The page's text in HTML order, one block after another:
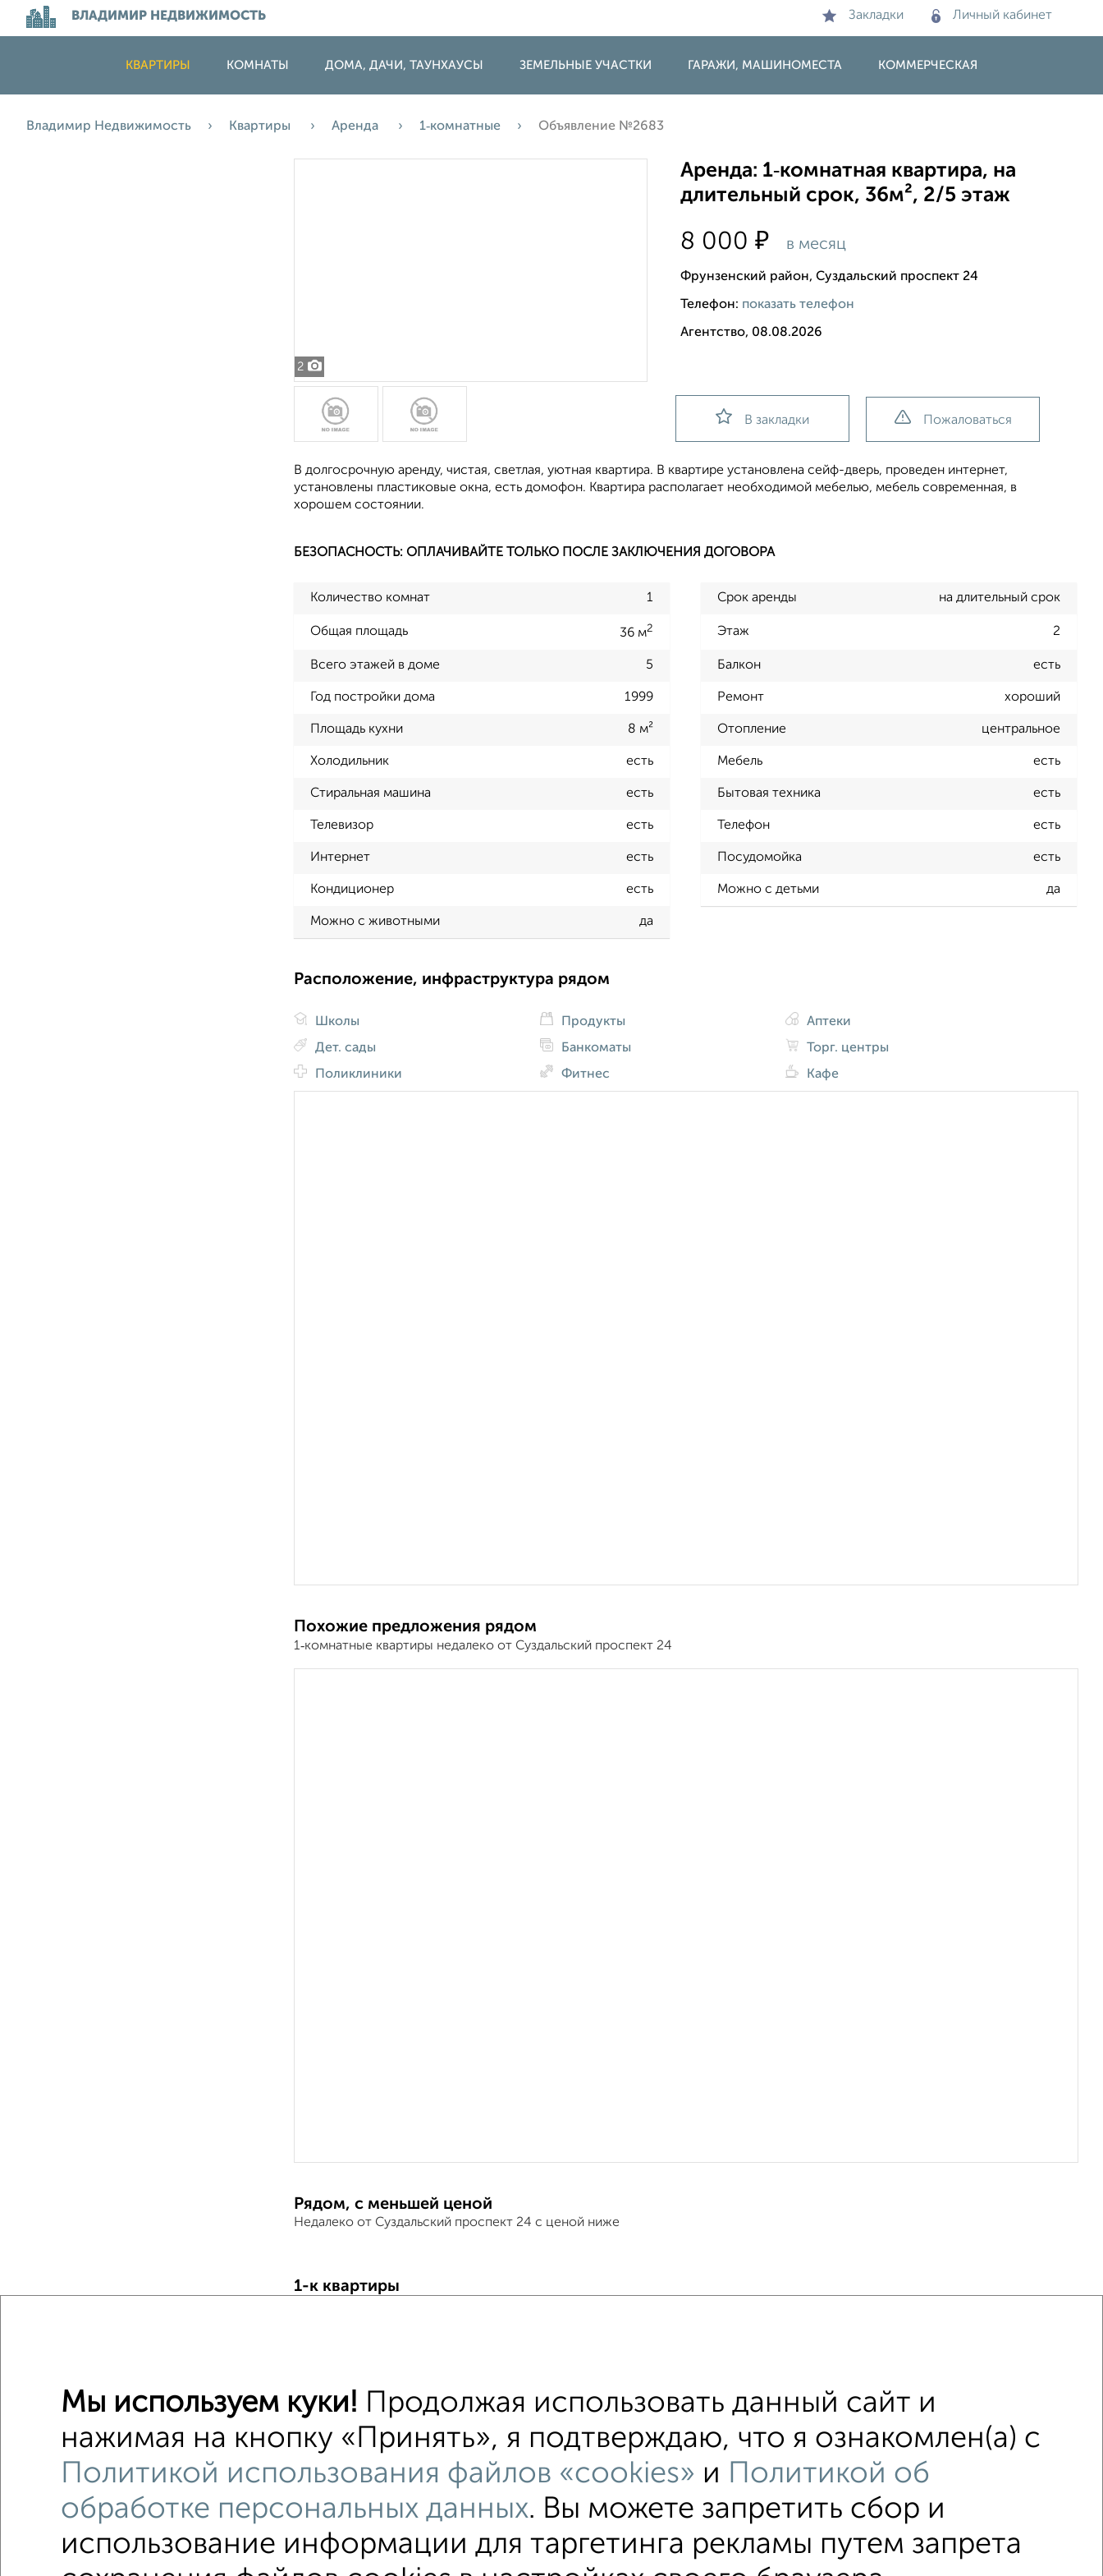
ВЛАДИМИР НЕДВИЖИМОСТЬ Закладки Личный кабинет
КВАРТИРЫ КОМНАТЫ ДОМА, ДАЧИ, ТАУНХАУСЫ ЗЕМЕЛЬНЫЕ УЧАСТКИ ГАРАЖИ, МАШИНОМЕСТА КОММЕРЧЕСКАЯ
Владимир Недвижимость Квартиры Аренда 1‑комнатные Объявление №2683
2
Аренда: 1‑комнатная квартира, на
длительный срок, 36м², 2/5 этаж
8 000₽ в месяц
Фрунзенский район, Суздальский проспект 24
Телефон: показать телефон
Агентство, 08.08.2026
В закладки Пожаловаться
В долгосрочную аренду, чистая, светлая, уютная квартира. В квартире установлена сейф-дверь, проведен интернет,
установлены пластиковые окна, есть домофон. Квартира располагает необходимой мебелью, мебель современная, в
хорошем состоянии.
БЕЗОПАСНОСТЬ: ОПЛАЧИВАЙТЕ ТОЛЬКО ПОСЛЕ ЗАКЛЮЧЕНИЯ ДОГОВОРА
Количество комнат 1 Срок аренды на длительный срок
Общая площадь 36 м2 Этаж 2
Всего этажей в доме 5 Балкон есть
Год постройки дома 1999 Ремонт хороший
Площадь кухни 8 м² Отопление центральное
Холодильник есть Мебель есть
Стиральная машина есть Бытовая техника есть
Телевизор есть Телефон есть
Интернет есть Посудомойка есть
Кондиционер есть Можно с детьми да
Можно с животными да
Расположение, инфраструктура рядом
Школы
Дет. сады
Поликлиники
Продукты
Банкоматы
Фитнес
Аптеки
Торг. центры
Кафе
Похожие предложения рядом
1‑комнатные квартиры недалеко от Суздальский проспект 24
Рядом, с меньшей ценой
Недалеко от Суздальский проспект 24 с ценой ниже
1-к квартиры
С телефоном С интернетом С кондиционером Можно с ребенком Можно с животными
с хорошим ремонтом не первый этаж не последний этаж в малоэтажном доме с балконом
с центральным отоплением Цена до 8 000 в мес. площадью до 40 м²
Мы используем куки! Продолжая использовать данный сайт и
нажимая на кнопку «Принять», я подтверждаю, что я ознакомлен(а) с
Политикой использования файлов «cookies» и
Политикой об
обработке персональных данных. Вы можете запретить сбор и
использование информации для таргетинга рекламы путем запрета